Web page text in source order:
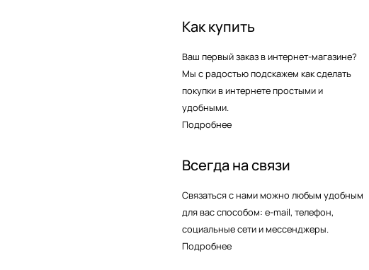
Как купить
Ваш первый заказ в интернет-магазине?
Мы с радостью подскажем как сделать
покупки в интернете простыми и
удобными.
Подробнее
Всегда на связи
Связаться с нами можно любым удобным
для вас способом: e-mail, телефон,
социальные сети и мессенджеры.
Подробнее